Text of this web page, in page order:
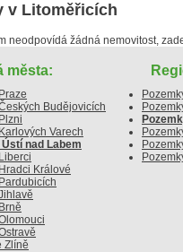
v Litoměřicích
neodpovídá žádná nemovitost,
města:
Budějovicích
Varech
nad Labem
Králové
Zlíně